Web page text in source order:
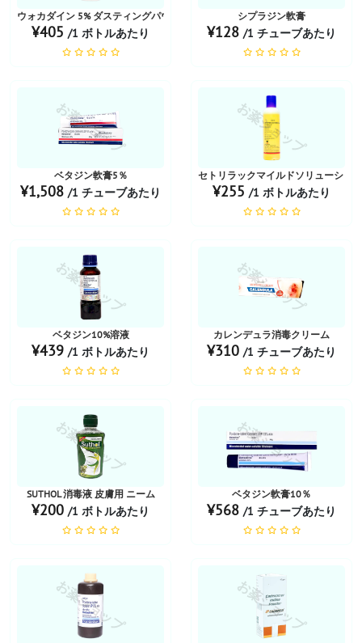
ウォカダイン 5% ダスティングパウダー
¥405 /1 ボトルあたり
シプラジン軟膏
¥128 /1 チューブあたり
お薬ショップ
ベタジン軟膏5％
¥1,508 /1 チューブあたり
お薬ショップ
セトリラックマイルドソリューション
¥255 /1 ボトルあたり
お薬ショップ
ベタジン10%溶液
¥439 /1 ボトルあたり
お薬ショップ
カレンデュラ消毒クリーム
¥310 /1 チューブあたり
お薬ショップ
SUTHOL 消毒液 皮膚用 ニーム
¥200 /1 ボトルあたり
お薬ショップ
ベタジン軟膏10％
¥568 /1 チューブあたり
お薬ショップ お薬ショップ